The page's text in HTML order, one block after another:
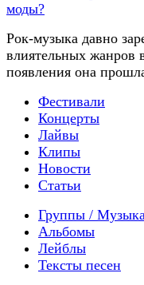
Рок-музыка давно
влиятельных жанров
появления она
Фестивали
Концерты
Лайвы
Клипы
Новости
Статьи
Группы /
Альбомы
Лейблы
Тексты песен